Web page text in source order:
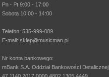
Pn - Pt 9:00 - 17:00
Sobota 10:00 - 14:00
Telefon: 535-999-089
E-mail: sklep@musicman.pl
Nr konta bankowego:
mBank S.A. Oddział Bankowości Detalicznej